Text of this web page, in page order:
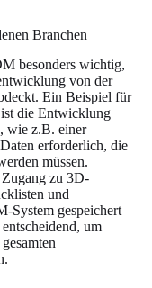
Branchen
besonders wichtig,
von der
Ein Beispiel für
die Entwicklung
wie z.B. einer
erforderlich, die
müssen.
zu 3D-
und
System gespeichert
um